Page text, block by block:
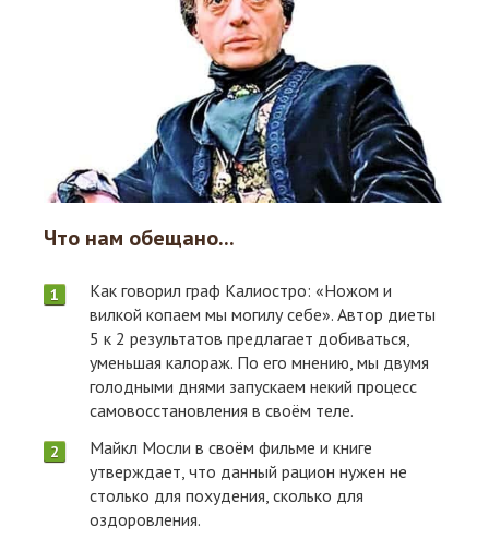
Что нам обещано...
Как говорил граф Калиостро: «Ножом и
вилкой копаем мы могилу себе». Автор диеты
5 к 2 результатов предлагает добиваться,
уменьшая калораж. По его мнению, мы двумя
голодными днями запускаем некий процесс
самовосстановления в своём теле.
Майкл Мосли в своём фильме и книге
утверждает, что данный рацион нужен не
столько для похудения, сколько для
оздоровления.